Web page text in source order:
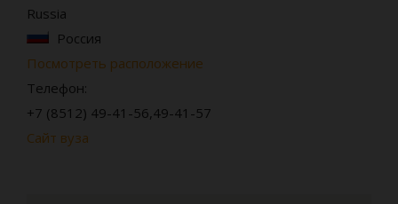
Russia
Россия
Посмотреть расположение
Телефон:
+7 (8512) 49-41-56,49-41-57
Сайт вуза